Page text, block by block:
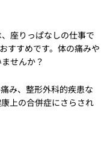
座りっぱなしの仕事で
すすめです。体の痛みや
せんか？
み、整形外科的疾患な
上の合併症にさらされ